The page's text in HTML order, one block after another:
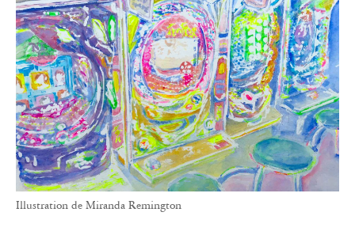
Illustration de Miranda Remington